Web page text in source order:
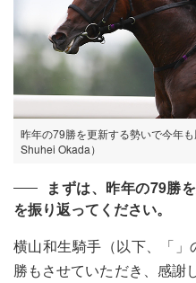
昨年の79勝を更新する勢いで今年
Shuhei Okada）
まずは、昨年の79勝
を振り返ってください。
横山和生騎手（以下、「
勝もさせていただき、感謝